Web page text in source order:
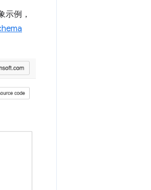
示例，